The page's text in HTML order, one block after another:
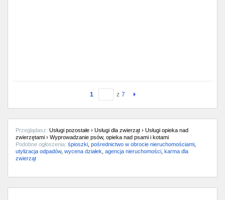
1 z 7
Przeglądasz: Usługi pozostałe › Usługi dla zwierząt › Usługi opieka nad
zwierzętami › Wyprowadzanie psów, opieka nad psami i kotami
Podobne ogłoszenia: śpioszki pośrednictwo w obrocie nieruchomościami
utylizacja odpadów, wycena działek agencja nieruchomości karma dla
zwierząt